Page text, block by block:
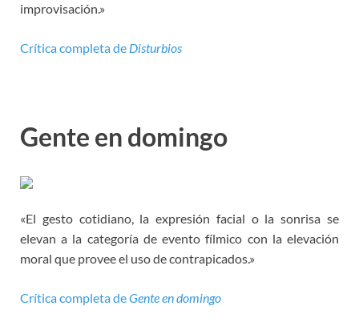
improvisación.»
Crítica completa de Disturbios
Gente en domingo
«El gesto cotidiano, la expresión facial o la sonrisa se
elevan a la categoría de evento fílmico con la elevación
moral que provee el uso de contrapicados.»
Crítica completa deGente en domingo